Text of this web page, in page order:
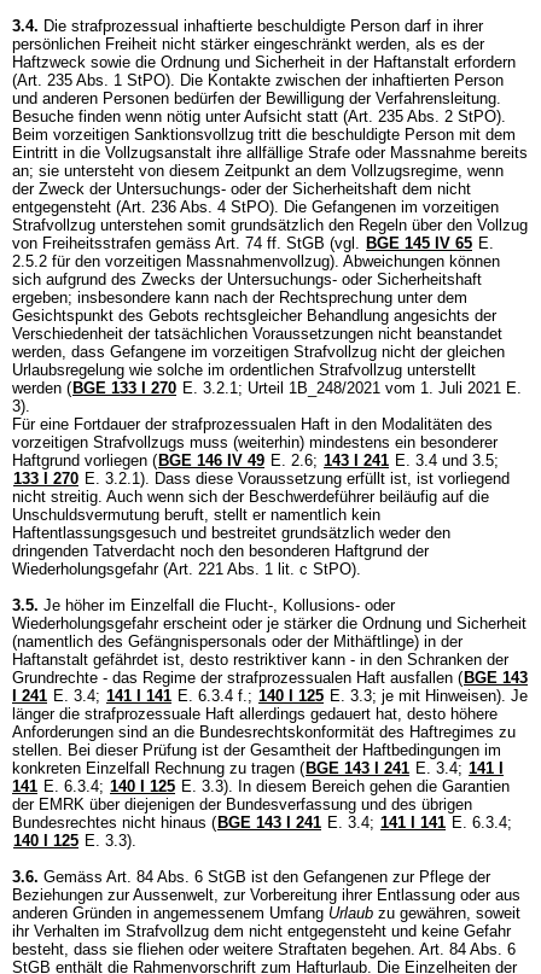
3.4. Die strafprozessual inhaftierte beschuldigte Person darf in ihrer
persönlichen Freiheit nicht stärker eingeschränkt werden, als es der
Haftzweck sowie die Ordnung und Sicherheit in der Haftanstalt erfordern
(Art. 235 Abs. 1 StPO). Die Kontakte zwischen der inhaftierten Person
und anderen Personen bedürfen der Bewilligung der Verfahrensleitung.
Besuche finden wenn nötig unter Aufsicht statt (Art. 235 Abs. 2 StPO).
Beim vorzeitigen Sanktionsvollzug tritt die beschuldigte Person mit dem
Eintritt in die Vollzugsanstalt ihre allfällige Strafe oder Massnahme bereits
an; sie untersteht von diesem Zeitpunkt an dem Vollzugsregime, wenn
der Zweck der Untersuchungs- oder der Sicherheitshaft dem nicht
entgegensteht (Art. 236 Abs. 4 StPO). Die Gefangenen im vorzeitigen
Strafvollzug unterstehen somit grundsätzlich den Regeln über den Vollzug
von Freiheitsstrafen gemäss Art. 74 ff. StGB (vgl. BGE 145 IV 65 E.
2.5.2 für den vorzeitigen Massnahmenvollzug). Abweichungen können
sich aufgrund des Zwecks der Untersuchungs- oder Sicherheitshaft
ergeben; insbesondere kann nach der Rechtsprechung unter dem
Gesichtspunkt des Gebots rechtsgleicher Behandlung angesichts der
Verschiedenheit der tatsächlichen Voraussetzungen nicht beanstandet
werden, dass Gefangene im vorzeitigen Strafvollzug nicht der gleichen
Urlaubsregelung wie solche im ordentlichen Strafvollzug unterstellt
werden ( BGE 133 I 270 E. 3.2.1; Urteil 1B_248/2021 vom 1. Juli 2021 E.
3).
Für eine Fortdauer der strafprozessualen Haft in den Modalitäten des
vorzeitigen Strafvollzugs muss (weiterhin) mindestens ein besonderer
Haftgrund vorliegen ( BGE 146 IV 49 E. 2.6; 143 I 241 E. 3.4 und 3.5;
133 I 270 E. 3.2.1). Dass diese Voraussetzung erfüllt ist, ist vorliegend
nicht streitig. Auch wenn sich der Beschwerdeführer beiläufig auf die
Unschuldsvermutung beruft, stellt er namentlich kein
Haftentlassungsgesuch und bestreitet grundsätzlich weder den
dringenden Tatverdacht noch den besonderen Haftgrund der
Wiederholungsgefahr (Art. 221 Abs. 1 lit. c StPO).
3.5. Je höher im Einzelfall die Flucht-, Kollusions- oder
Wiederholungsgefahr erscheint oder je stärker die Ordnung und Sicherheit
(namentlich des Gefängnispersonals oder der Mithäftlinge) in der
Haftanstalt gefährdet ist, desto restriktiver kann - in den Schranken der
Grundrechte - das Regime der strafprozessualen Haft ausfallen ( BGE 143
I 241 E. 3.4; 141 I 141 E. 6.3.4 f.; 140 I 125 E. 3.3; je mit Hinweisen). Je
länger die strafprozessuale Haft allerdings gedauert hat, desto höhere
Anforderungen sind an die Bundesrechtskonformität des Haftregimes zu
stellen. Bei dieser Prüfung ist der Gesamtheit der Haftbedingungen im
konkreten Einzelfall Rechnung zu tragen ( BGE 143 I 241 E. 3.4; 141 I
141 E. 6.3.4; 140 I 125 E. 3.3). In diesem Bereich gehen die Garantien
der EMRK über diejenigen der Bundesverfassung und des übrigen
Bundesrechtes nicht hinaus ( BGE 143 I 241 E. 3.4; 141 I 141 E. 6.3.4;
140 I 125 E. 3.3).
3.6. Gemäss Art. 84 Abs. 6 StGB ist den Gefangenen zur Pflege der
Beziehungen zur Aussenwelt, zur Vorbereitung ihrer Entlassung oder aus
anderen Gründen in angemessenem Umfang Urlaub zu gewähren, soweit
ihr Verhalten im Strafvollzug dem nicht entgegensteht und keine Gefahr
besteht, dass sie fliehen oder weitere Straftaten begehen. Art. 84 Abs. 6
StGB enthält die Rahmenvorschrift zum Hafturlaub. Die Einzelheiten der